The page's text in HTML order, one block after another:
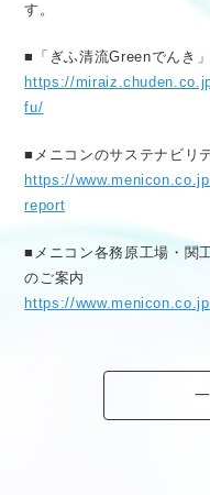
す。
■「ぎふ清流Greenでんき
https://
fu/
■メニコンのサステナビリ
https://
report
■メニコン各務原工場・関
のご案内
https://